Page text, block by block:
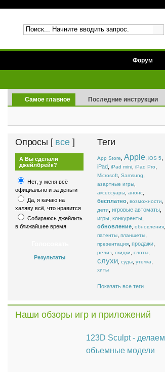
Форум
Самое главное Последние инструкции
Опросы [ все]
А Вы сделали
джейлбрейк?
Нет, у меня всё
официально и за деньги
Да, я качаю на
халяву всё, что нравится
Собираюсь джейлить
в ближайшее время
Результаты
Теги
App Store Apple iOS 5
iPad iPad mini iPad Pro
Microsoft Samsung
азартные игры
аксессуары анонс
бесплатно возможности
дети игровые автоматы
игры конкуренты
обновление обновления
патенты планшеты
презентация продажи
релиз скидки слоты
слухи суды утечка
хиты
Показать все теги
Наши обзоры игр и приложений
123D Sculpt - делаем
объемные модели